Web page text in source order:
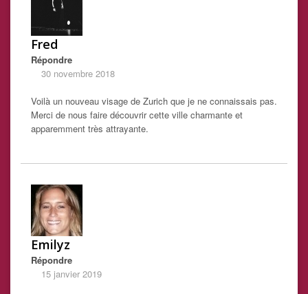
Fred
Répondre
30 novembre 2018
Voilà un nouveau visage de Zurich que je ne connaissais pas.
Merci de nous faire découvrir cette ville charmante et
apparemment très attrayante.
Emilyz
Répondre
15 janvier 2019